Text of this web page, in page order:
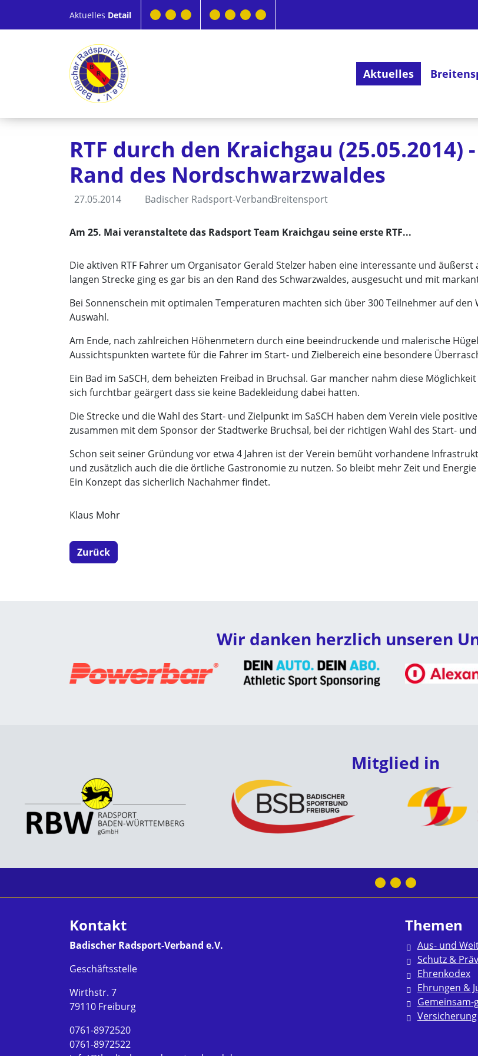
Aktuelles Detail
Aktuelles
RTF durch den Kraichgau (25.05.2014)
Rand des Nordschwarzwaldes
27.05.2014 Badischer Radsport-VerbandBreitensport
Am 25. Mai veranstaltete das Radsport Team Kraichgau seine erste RTF...
Die aktiven RTF Fahrer um Organisator Gerald Stelzer haben eine interessante und
langen Strecke ging es gar bis an den Rand des Schwarzwaldes, ausgesucht und mit
Bei Sonnenschein mit optimalen Temperaturen machten sich über 300 Teilnehmer auf den
Auswahl.
Am Ende, nach zahlreichen Höhenmetern durch eine beeindruckende und malerische
Aussichtspunkten wartete für die Fahrer im Start- und Zielbereich eine besondere
Ein Bad im SaSCH, dem beheizten Freibad in Bruchsal. Gar mancher nahm diese
sich furchtbar geärgert dass sie keine Badekleidung dabei hatten.
Die Strecke und die Wahl des Start- und Zielpunkt im SaSCH haben dem Verein viele
zusammen mit dem Sponsor der Stadtwerke Bruchsal, bei der richtigen Wahl des Start-
Schon seit seiner Gründung vor etwa 4 Jahren ist der Verein bemüht vorhandene
und zusätzlich auch die die örtliche Gastronomie zu nutzen. So bleibt mehr Zeit und
Ein Konzept das sicherlich Nachahmer findet.
Klaus Mohr
Zurück
Wir danken herzlich unseren
Mitglied in
Kontakt
Badischer Radsport-Verband e.V.
Geschäftsstelle
Wirthstr. 7
79110 Freiburg
0761-8972520
0761-8972522
Themen
Aus- und
Schutz &
Ehrenkodex
Ehrungen &
Gemeinsam-
Versicherung